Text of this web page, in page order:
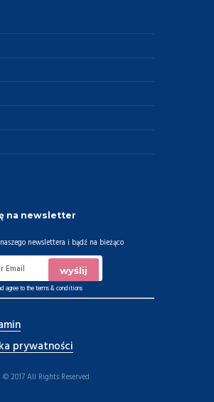
na newsletter
newslettera i bądź na bieżąco
agree to theterms & conditions
prywatności
2017 All Rights Reserved